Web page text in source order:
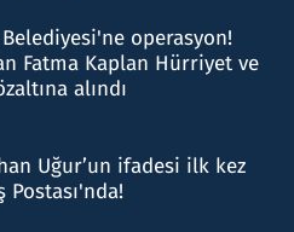
operasyon!
Fatma Kaplan Hürriyet ve
alındı
Uğur’un ifadesi ilk kez
Postası'nda!